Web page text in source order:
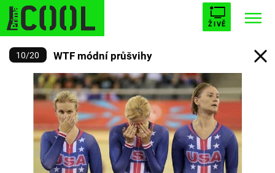
ŽIVĚ
Trendy: STARHOUSE BUFFY, PŘEMOŽITELKA UPÍRŮ
ESCAPE PLNEJ KOTEL AVENGERS 5
Témata
10/20 WTF módní průšvihy